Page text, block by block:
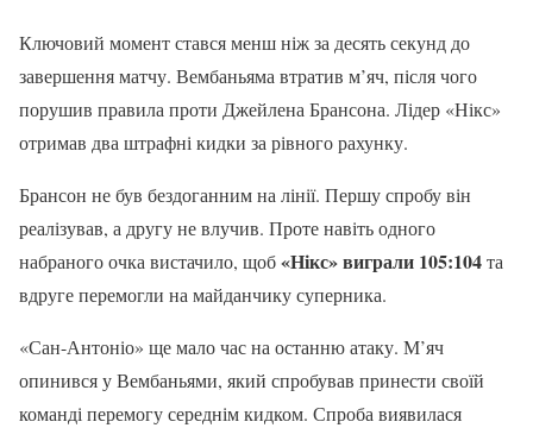
Ключовий момент стався менш ніж за десять секунд до
завершення матчу. Вембаньяма втратив м’яч, після чого
порушив правила проти Джейлена Брансона. Лідер «Нікс»
отримав два штрафні кидки за рівного рахунку.
Брансон не був бездоганним на лінії. Першу спробу він
реалізував, а другу не влучив. Проте навіть одного
набраного очка вистачило, щоб«Нікс» виграли 105:104та
вдруге перемогли на майданчику суперника.
«Сан-Антоніо» ще мало час на останню атаку. М’яч
опинився у Вембаньями, який спробував принести своїй
команді перемогу середнім кидком. Спроба виявилася